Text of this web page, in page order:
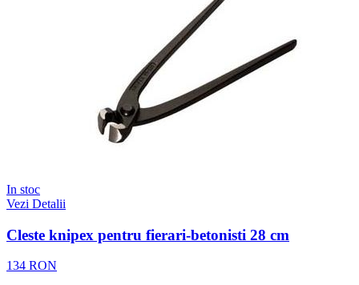
In stoc
Vezi Detalii
Cleste knipex pentru fierari-betonisti 28 cm
134 RON